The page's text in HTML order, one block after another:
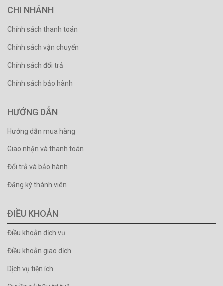
CHI NHÁNH
Chính sách thanh toán
Chính sách vận chuyển
Chính sách đổi trả
Chính sách bảo hành
HƯỚNG DẪN
Hướng dẫn mua hàng
Giao nhận và thanh toán
Đổi trả và bảo hành
Đăng ký thành viên
ĐIỀU KHOẢN
Điều khoản dịch vụ
Điều khoản giao dịch
Dịch vụ tiện ích